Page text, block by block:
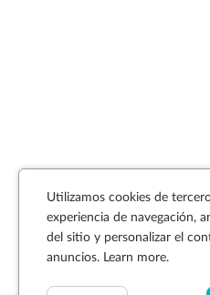
Utilizamos cookies de
experiencia de navegación,
del sitio y personalizar el
anuncios. Learn more.